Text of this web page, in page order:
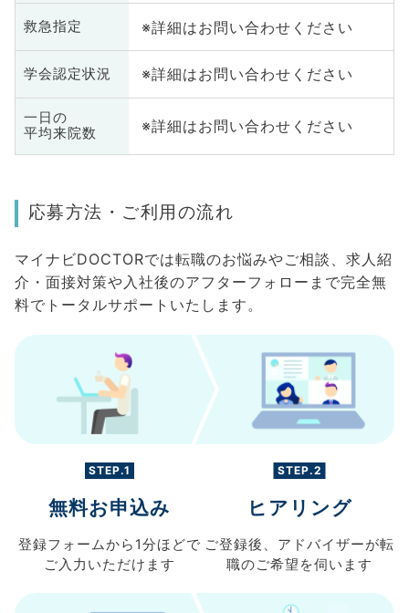
救急指定 ※詳細はお問い合わせください
学会認定状況 ※詳細はお問い合わせください
一日の
平均来院数
※詳細はお問い合わせください
応募方法・ご利用の流れ
マイナビDOCTORでは転職のお悩みやご相談、求人紹
介・面接対策や入社後のアフターフォローまで完全無
料でトータルサポートいたします。
STEP.1
無料お申込み
登録フォームから 1分ほどで
ご入力 いただけます
STEP.2
ヒアリング
ご登録後、 アドバイザーが転
職のご希望を伺います